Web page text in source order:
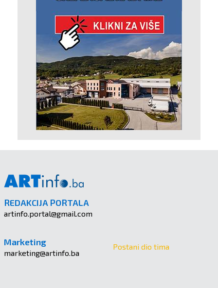
REDAKCIJA PORTALA
artinfo.portal@gmail.com
Marketing
marketing@artinfo.ba
Postani dio tima